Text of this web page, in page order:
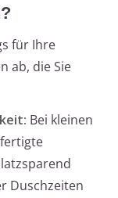
für Ihre
ab, die Sie
Bei kleinen
Duschzeiten